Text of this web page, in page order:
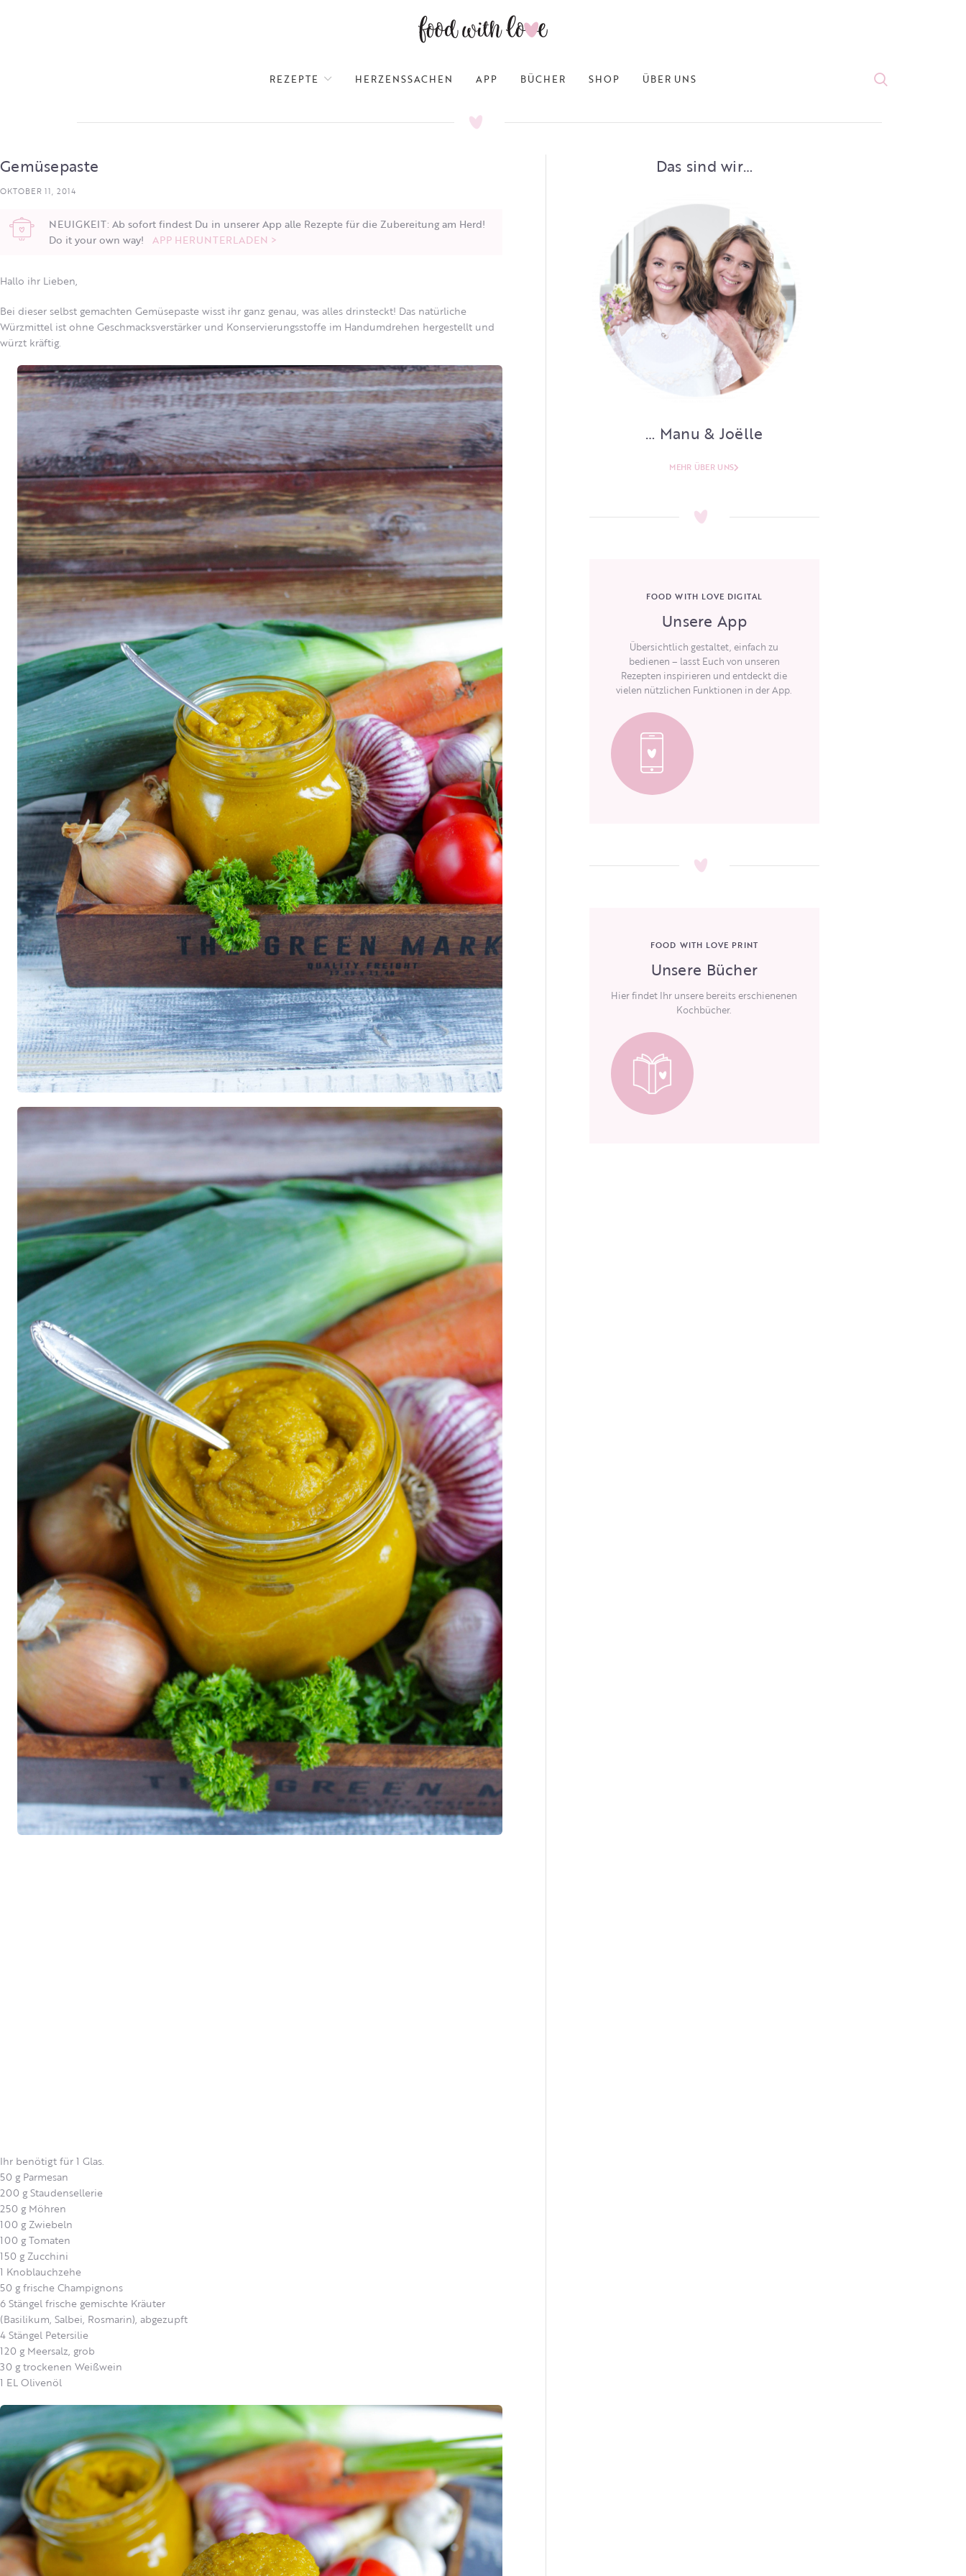
REZEPTE HERZENSSACHEN APP BÜCHER SHOP ÜBER UNS
Gemüsepaste
OKTOBER 11, 2014
NEUIGKEIT: Ab sofort findest Du in unserer App alle Rezepte für die Zubereitung am Herd!
Do it your own way! APP HERUNTERLADEN >
Hallo ihr Lieben,
Bei dieser selbst gemachten Gemüsepaste wisst ihr ganz genau, was alles drinsteckt! Das natürliche
Würzmittel ist ohne Geschmacksverstärker und Konservierungsstoffe im Handumdrehen hergestellt und
würzt kräftig.
Ihr benötigt für 1 Glas.
50 g Parmesan
200 g Staudensellerie
250 g Möhren
100 g Zwiebeln
100 g Tomaten
150 g Zucchini
1 Knoblauchzehe
50 g frische Champignons
6 Stängel frische gemischte Kräuter
(Basilikum, Salbei, Rosmarin), abgezupft
4 Stängel Petersilie
120 g Meersalz, grob
30 g trockenen Weißwein
1 EL Olivenöl
Das sind wir…
… Manu & Joëlle
MEHR ÜBER UNS
FOOD WITH LOVE DIGITAL
Unsere App
Übersichtlich gestaltet, einfach zu
bedienen – lasst Euch von unseren
Rezepten inspirieren und entdeckt die
vielen nützlichen Funktionen in der App.
FOOD WITH LOVE PRINT
Unsere Bücher
Hier findet Ihr unsere bereits erschienenen
Kochbücher.